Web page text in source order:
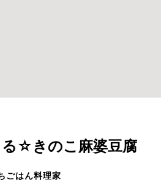
☆きのこ麻婆豆腐
ごはん料理家